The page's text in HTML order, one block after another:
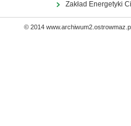
Zakład Energetyki
© 2014